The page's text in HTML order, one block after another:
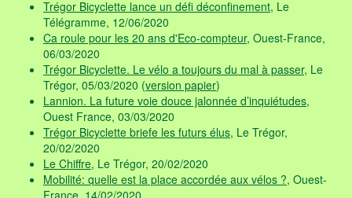
Trégor Bicyclette lance un défi déconfinement, Le
Télégramme, 12/06/2020
Ca roule pour les 20 ans d'Eco-compteur, Ouest-France,
06/03/2020
Trégor Bicyclette. Le vélo a toujours du mal à passer, Le
Trégor, 05/03/2020 (version papier)
Lannion. La future voie douce jalonnée d’inquiétudes,
Ouest France, 03/03/2020
Trégor Bicyclette briefe les futurs élus, Le Trégor,
20/02/2020
Le Chiffre, Le Trégor, 20/02/2020
Mobilité: quelle est la place accordée aux vélos ?, Ouest-
France, 14/02/2020